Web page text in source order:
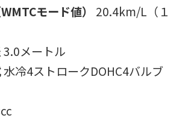
モード値） 20.4km/L（１
3.0メートル
水冷4ストロークDOHC4バルブ